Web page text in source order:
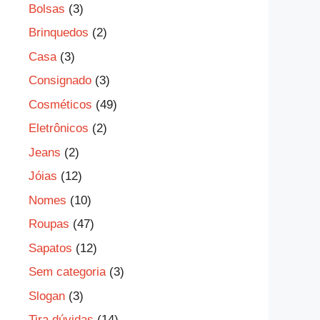
Bolsas (3)
Brinquedos (2)
Casa (3)
Consignado (3)
Cosméticos (49)
Eletrônicos (2)
Jeans (2)
Jóias (12)
Nomes (10)
Roupas (47)
Sapatos (12)
Sem categoria(3)
Slogan (3)